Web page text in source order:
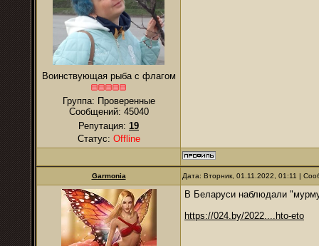
Воинствующая рыба с флагом
Группа: Проверенные
Сообщений: 45040
Репутация: 19
Статус: Offline
Garmonia Дата: Вторник, 01.11.2022, 01:11 |
В Беларуси наблюдали
https://024.by/2022....hto-eto